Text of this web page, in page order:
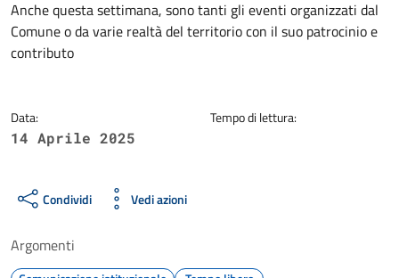
Dettagli della notizia
Anche questa settimana, sono tanti gli eventi organizzati dal
Comune o da varie realtà del territorio con il suo patrocinio e
contributo
Data:
14 Aprile 2025
Tempo di lettura:
Condividi Vedi azioni
Argomenti